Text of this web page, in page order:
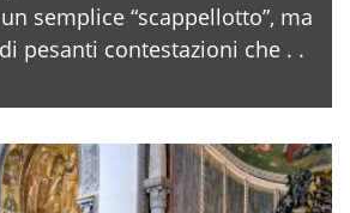
semplice “scappellotto”, ma
pesanti contestazioni che . .